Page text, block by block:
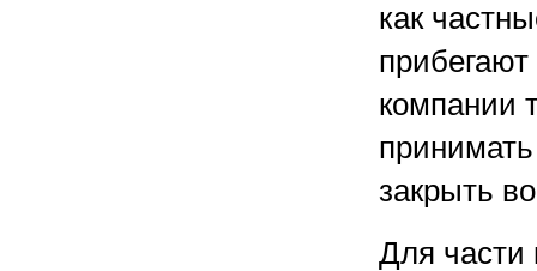
как
прибегают
компании
закрыть
Для части